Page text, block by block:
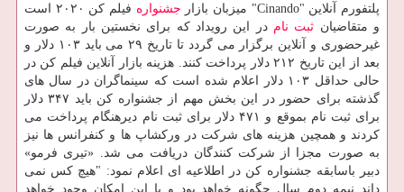
پلتفورم آنلاین "Cinando" میزبان بازار جشنواره
فیلم كن ۲۰۲۰ است
و متقاضیان ثبت نام در این رویداد كه برای نخستین بار به صورت
غیرحضوری و آنلاین برگزار می گردد تا تاریخ ۲۹ می باید ۱۰۳ دلار و
بعد از این تاریخ ۲۱۲ دلار پرداخت كنند. هزینه بازار آنلاین فیلم كن در
حالی حداقل ۱۰۳ دلار اعلام شده است كه سینماگران در سال های
گذشته برای حضور در این بخش مهم از جشنواره كن باید ۳۴۷ دلار
برای ثبت نام بموقع و ۴۷۱ دلار برای ثبت نام دیرهنگام پرداخت می
كردند و همچین هزینه های شركت در وركشاپ ها و كنفرانس ها نیز
به صورت مجزا از شركت كنندگان دریافت می شد. «تیری فرمو»
دبیر باسابقه جشنواره كن در اطلاعیه ای اعلام نمود: "هیچ كس نمی
داند نیمه دوم سال چگونه خواهد بود و یا این امكان وجود خواهد